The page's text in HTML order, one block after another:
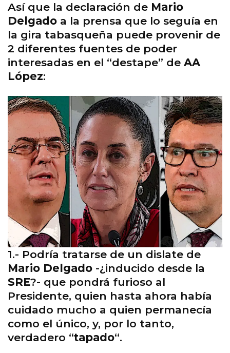
Así que la declaración de Mario
Delgado a la prensa que lo seguía en
la gira tabasqueña puede provenir de
2 diferentes fuentes de poder
interesadas en el “destape” de AA
López:
1.- Podría tratarse de un dislate de
Mario Delgado -¿inducido desde la
SRE?- que pondrá furioso al
Presidente, quien hasta ahora había
cuidado mucho a quien permanecía
como el único, y, por lo tanto,
verdadero “tapado“.